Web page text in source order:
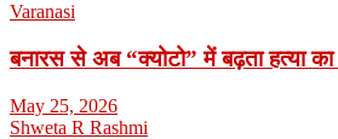
Varanasi
बनारस से अब “क्योटो” में बढ़ता हत्या
May 25, 2026
Shweta R Rashmi